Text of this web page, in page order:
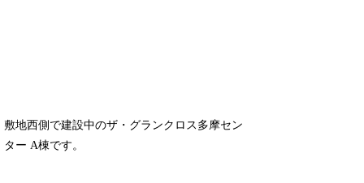
敷地西側で建設中のザ・グランクロス多摩セン
ター A棟です。